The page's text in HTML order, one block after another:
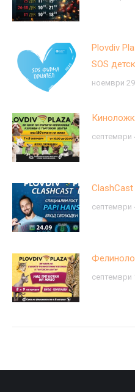
Plovdiv
SOS
ноември
септември
септември
септември